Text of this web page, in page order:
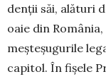
denții săi, alături
oaie din
mește­șu­gurile
capitol. În fișele